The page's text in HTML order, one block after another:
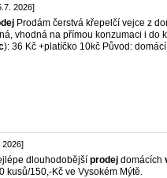
2026]
Prodám čerstvá křepelčí vejce z
vhodná na přímou konzumaci i do
): 36 Kč +platíčko 10kč Původ:
2026]
dlouhodobější prodej domácích
kusů/150,-Kč ve Vysokém Mýtě.